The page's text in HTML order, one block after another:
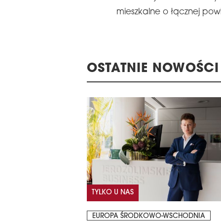
mieszkalne o łącznej
OSTATNIE NOWOŚCI
TYLKO U NAS
EUROPA ŚRODKOWO-WSCHODNIA